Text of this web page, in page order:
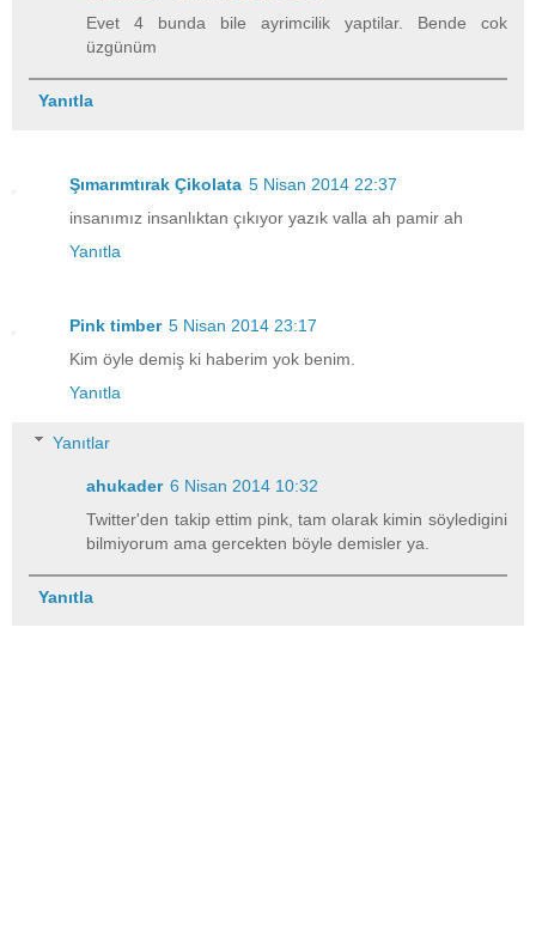
Evet 4 bunda bile ayrimcilik yaptilar. Bende cok
üzgünüm
Yanıtla
Şımarımtırak Çikolata 5 Nisan 2014 22:37
insanımız insanlıktan çıkıyor yazık valla ah pamir ah
Yanıtla
Pink timber 5 Nisan 2014 23:17
Kim öyle demiş ki haberim yok benim.
Yanıtla
Yanıtlar
ahukader 6 Nisan 2014 10:32
Twitter'den takip ettim pink, tam olarak kimin söyledigini
bilmiyorum ama gercekten böyle demisler ya.
Yanıtla